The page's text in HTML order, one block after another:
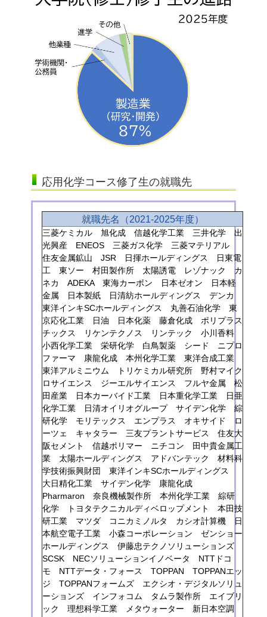
応用化学コース修了生の就職先
就職先名（2021-2025年度）
三菱ケミカル 旭化成 信越化学工業 三井化学 出
光興産 ENEOS 三菱ガス化学 三菱マテリアル
住友金属鉱山 JSR 日揮ホールディングス 日東電
工 東ソー 村田製作所 太陽誘電 レゾナック カ
ネカ ADEKA 東海カーボン 日本ゼオン 日本軽
金属 日本製紙 日清紡ホールディングス デンカ
東洋インキSCホールディングス 丸善石油化学 東
京応化工業 日油 日本化薬 藤倉化成 ポリプラス
チックス リケンテクノス リンテック 小川香料
小西化学工業 栄研化学 白鳥製薬 シード ニプロ
ファーマ 康龍化成 本州化学工業 東洋合成工業
東洋アルミニウム トリケミカル研究所 野村マイク
ロサイエンス ジーエルサイエンス フルヤ金属 松
田産業 日本カーバイド工業 日本重化学工業 日亜
化学工業 日清オイリオグループ サイデン化学 綜
研化学 モリテックス エンプラス オキサイド ロ
ーツェ キャタラー 三友プラントサービス 住友大
阪セメント 信越ポリマー ニチコン 田中貴金属工
業 太陽ホールディングス アドバンテック 材料科
学技術振興財団 東洋インキSCホールディングス
大日精化工業 サイデン化学 康龍化成
Pharmaron 奈良機械製作所 本州化学工業 綜研
化学 トヨタテクニカルディベロップメント 本田技
研工業 マツダ コニカミノルタ カシオ計算機 日
本航空電子工業 小森コーポレーション ゼンショー
ホールディングス 伊藤忠テクノソリューションズ
SCSK NECソリューションイノベータ NTTドコ
モ NTTデータ・フォース TOPPAN TOPPANエッ
ジ TOPPANフォームズ エクシオ・デジタルソリュ
ーションズ インフォコム タムラ製作所 エイブリ
ック 理想科学工業 メタウォーター 新日本空調